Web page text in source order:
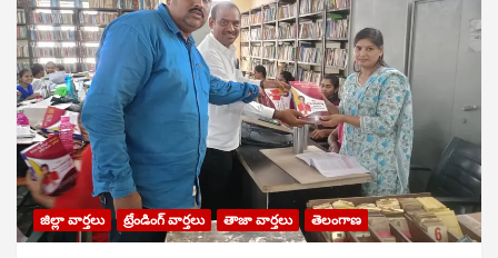
జిల్లా వార్తలు ట్రేండింగ్ వార్తలు తాజా వార్తలు తెలంగాణ